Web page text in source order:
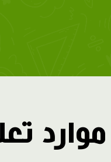
موارد